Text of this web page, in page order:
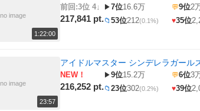
no image
1:22:00
前回:3位 4↓
217,841 pt.
▶7位16.6万 💬9位2
📁 53位212(0.1%) ♥35位
no image
23:57
アイドルマスター シンデレラガール
NEW！
216,252 pt.
▶9位15.2万 💬6位3
📁 23位302(0.2%) ♥39位